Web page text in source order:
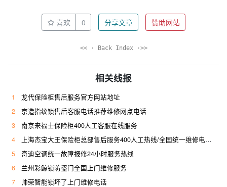
喜欢 0 分享文章 赞助网站
<< · Back Index ·>>
相关线报
1
龙代保险柜售后服务官方网站地址
2
京造指纹锁售后客服电话推荐维修网点电话
3
南京来福士保险柜400人工客服在线服务
4
上海杰宝大王保险柜总部售后服务400人工热线/全国统一维修电话是多少
5
奇迪空调统一故障报修24小时服务热线
6
兰州彩鲸锁防盗门全国上门维修服务
7
帅荣智能锁坏了上门维修电话